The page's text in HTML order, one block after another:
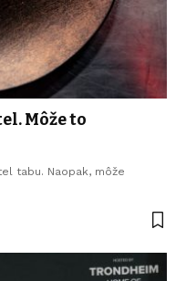
Môže to
tabu. Naopak, môže